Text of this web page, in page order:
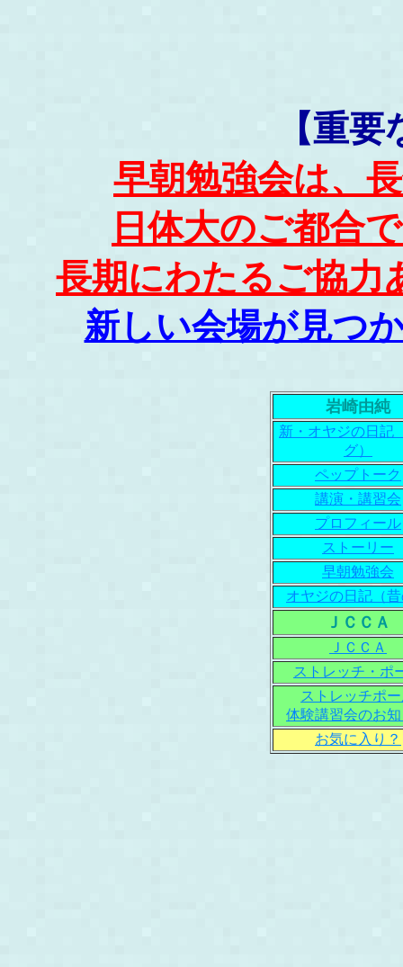
【重
早朝勉強会は、
日体大のご都合
長期にわたるご協力
新しい会場が見つ
岩崎由純
新・オヤジの日記
グ）
ペップトーク
講演・講習会
プロフィール
ストーリー
早朝勉強会
オヤジの日記（
ＪＣＣＡ
ＪＣＣＡ
ストレッチ・ポ
ストレッチポ
体験講習会のお
お気に入り？